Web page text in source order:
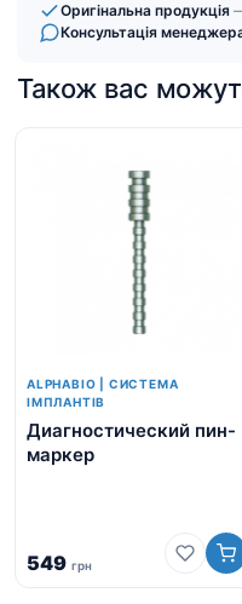
Оригінальна продукція
Консультація
Також вас
ALPHABIO | СИСТЕМА
ІМПЛАНТІВ
Диагностический пин-
маркер
549 грн